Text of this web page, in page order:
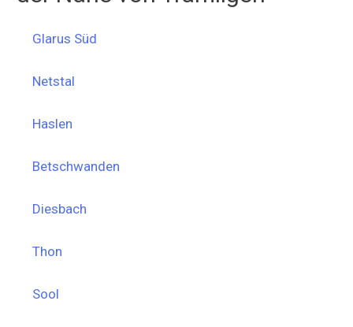
Glarus Süd
Netstal
Haslen
Betschwanden
Diesbach
Thon
Sool